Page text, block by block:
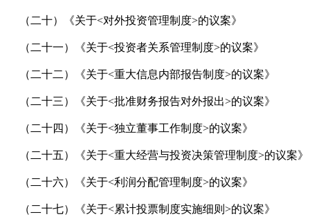
（二十） 《关于<对外投资管理制度>的议案》
（二十一） 《关于<投资者关系管理制度>的议案》
（二十二） 《关于<重大信息内部报告制度>的议案》
（二十三） 《关于<批准财务报告对外报出>的议案》
（二十四） 《关于<独立董事工作制度>的议案》
（二十五） 《关于<重大经营与投资决策管理制度>的议案》
（二十六） 《关于<利润分配管理制度>的议案》
（二十七） 《关于<累计投票制度实施细则 >的议案》